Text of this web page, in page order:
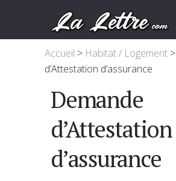
Accueil > Habitat / Logement >
d’Attestation d’assurance
Demande
d’Attestation
d’assurance